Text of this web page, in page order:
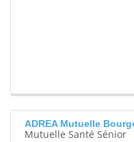
ADREA Mutuelle
Mutuelle Santé Sénior